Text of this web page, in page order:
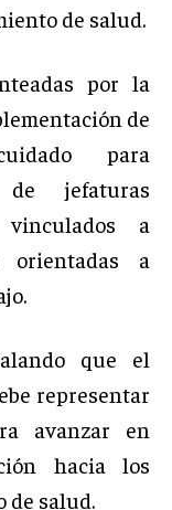
de salud.
por la
de
para
jefaturas
vinculados a
a
que el
representar
avanzar en
hacia los
de salud.